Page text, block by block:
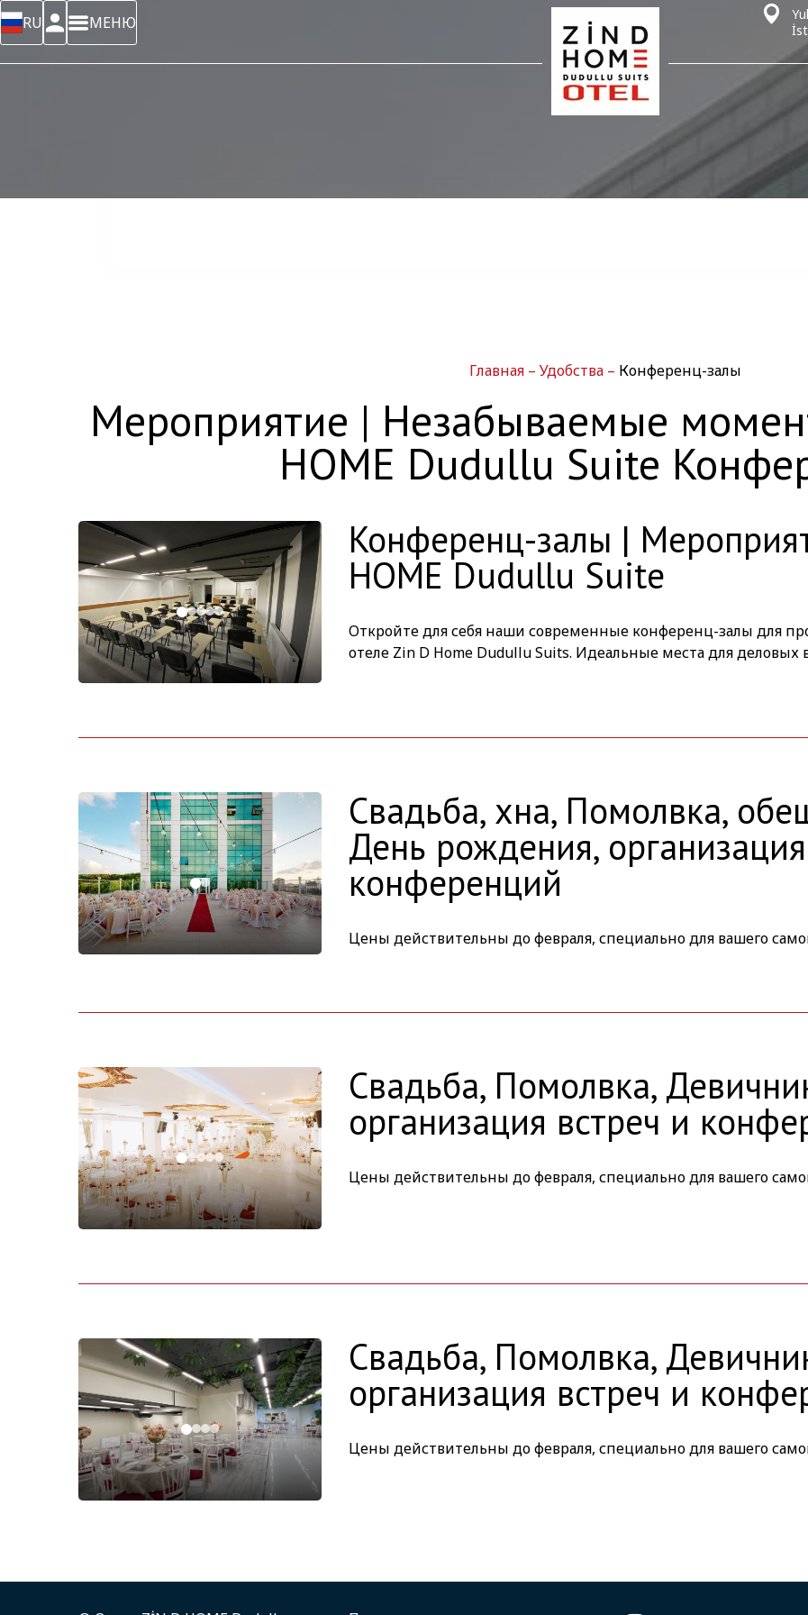
RU МЕНЮ
Главная – Удобства – Конференц-залы
Мероприятие | Незабываемые
HOME Dudullu Suite
Конференц-залы |
HOME Dudullu Suite
Откройте для себя наши современные конференц-залы для
отеле Zin D Home Dudullu Suits. Идеальные места для
Свадьба, хна, Помолвка,
День рождения,
конференций
Цены действительны до февраля, специально для вашего
Свадьба, Помолвка,
организация встреч и
Цены действительны до февраля, специально для вашего
Свадьба, Помолвка,
организация встреч и
Цены действительны до февраля, специально для вашего